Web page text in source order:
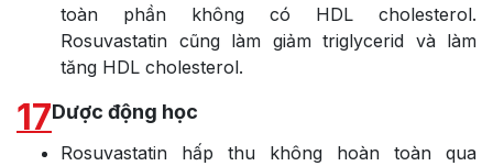
toàn phần không có HDL cholesterol.
Rosuvastatin cũng làm giảm triglycerid và làm
tăng HDL cholesterol.
17Dược động học
Rosuvastatin hấp thu không hoàn toàn qua